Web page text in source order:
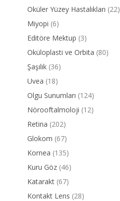
Oküler Yüzey Hastalıkları (22)
Miyopi (6)
Editöre Mektup (3)
Oküloplasti ve Orbita (80)
Şaşılık (36)
Uvea (18)
Olgu Sunumları (124)
Nörooftalmoloji (12)
Retina (202)
Glokom (67)
Kornea (135)
Kuru Göz (46)
Katarakt (67)
Kontakt Lens (28)